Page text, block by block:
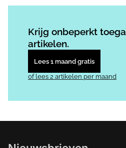
Krijg onbeperkt
artikelen.
Lees 1 maand gratis
of lees 2 artikelen per maand